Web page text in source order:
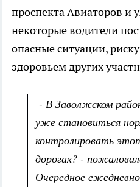
проспекта Авиаторов и
некоторые водители
опасные ситуации,
здоровьем других
- В Заволжском
уже становиться
контролировать
дорогах? -
Очередное